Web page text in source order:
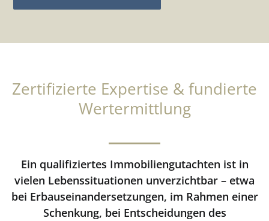
Zertifizierte Expertise & fundierte
Wertermittlung
Ein qualifiziertes Immobiliengutachten ist in
vielen Lebenssituationen unverzichtbar – etwa
bei Erbauseinandersetzungen, im Rahmen einer
Schenkung, bei Entscheidungen des